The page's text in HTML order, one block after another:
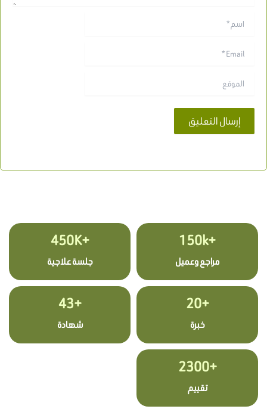
+150k
مراجع وعميل
+450K
جلسة علاجية
+20
خبرة
+43
شهادة
+2300
تقييم